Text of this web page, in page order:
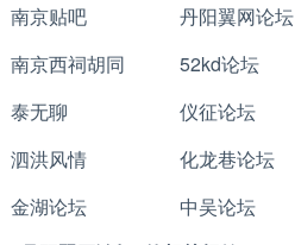
南京贴吧
丹阳翼网论坛
南京西祠胡同
52kd论坛
泰无聊
仪征论坛
泗洪风情
化龙巷论坛
金湖论坛
中吴论坛